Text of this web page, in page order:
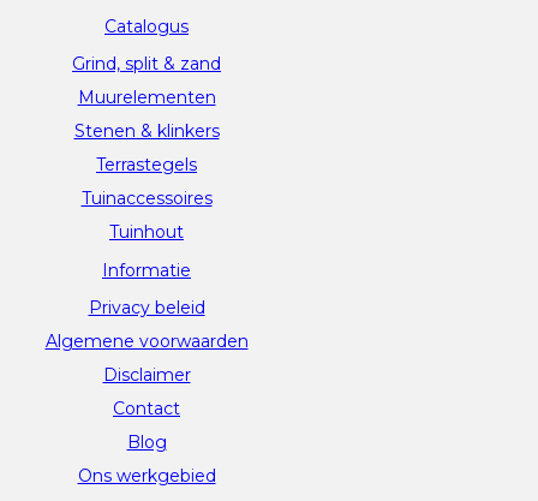
Catalogus
Grind, split & zand
Muurelementen
Stenen & klinkers
Terrastegels
Tuinaccessoires
Tuinhout
Informatie
Privacy beleid
Algemene voorwaarden
Disclaimer
Contact
Blog
Ons werkgebied